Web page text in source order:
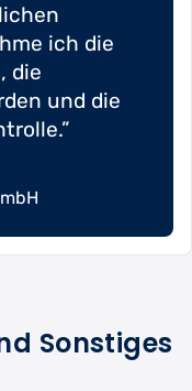
ich die
die
und die
Sonstiges